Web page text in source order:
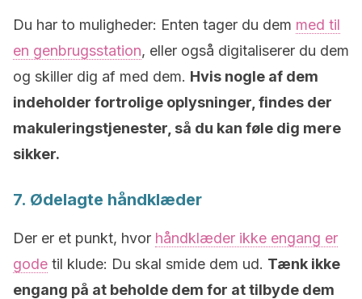
Du har to muligheder: Enten tager du dem med til
en genbrugsstation, eller også digitaliserer du dem
og skiller dig af med dem. Hvis nogle af dem
indeholder fortrolige oplysninger, findes der
makuleringstjenester, så du kan føle dig mere
sikker.
7. Ødelagte håndklæder
Der er et punkt, hvor håndklæder ikke engang er
gode til klude: Du skal smide dem ud. Tænk ikke
engang på at beholde dem for at tilbyde dem